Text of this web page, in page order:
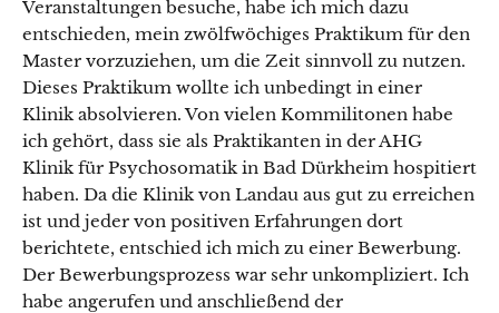
Veranstaltungen besuche, habe ich mich dazu
entschieden, mein zwölfwöchiges Praktikum für den
Master vorzuziehen, um die Zeit sinnvoll zu nutzen.
Dieses Praktikum wollte ich unbedingt in einer
Klinik absolvieren. Von vielen Kommilitonen habe
ich gehört, dass sie als Praktikanten in der AHG
Klinik für Psychosomatik in Bad Dürkheim hospitiert
haben. Da die Klinik von Landau aus gut zu erreichen
ist und jeder von positiven Erfahrungen dort
berichtete, entschied ich mich zu einer Bewerbung.
Der Bewerbungsprozess war sehr unkompliziert. Ich
habe angerufen und anschließend der